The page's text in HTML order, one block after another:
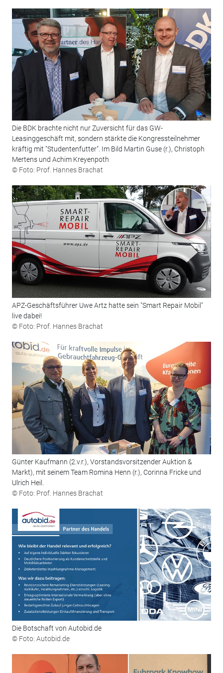
Die BDK brachte nicht nur Zuversicht für das GW-
Leasinggeschäft mit, sondern stärkte die Kongressteilnehmer
kräftig mit "Studentenfutter". Im Bild Martin Guse (r.), Christoph
Mertens und Achim Kreyenpoth
© Foto: Prof. Hannes Brachat
APZ-Geschäftsführer Uwe Artz hatte sein "Smart Repair Mobil"
live dabei!
© Foto: Prof. Hannes Brachat
Günter Kaufmann (2.v.r.), Vorstandsvorsitzender Auktion &
Markt), mit seinem Team Romina Henn (r.), Corinna Fricke und
Ulrich Heil.
© Foto: Prof. Hannes Brachat
Die Botschaft von Autobid.de
© Foto: Autobid.de